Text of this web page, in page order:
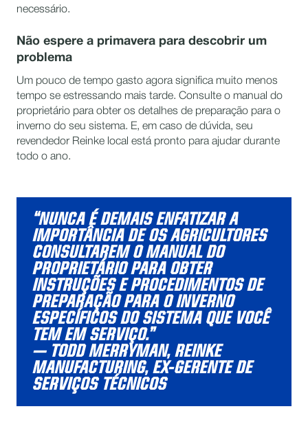
necessário.
Não espere a primavera para descobrir um
problema
Um pouco de tempo gasto agora significa muito menos
tempo se estressando mais tarde. Consulte o manual do
proprietário para obter os detalhes de preparação para o
inverno do seu sistema. E, em caso de dúvida, seu
revendedor Reinke local está pronto para ajudar durante
todo o ano.
“NUNCA É DEMAIS ENFATIZAR A
IMPORTÂNCIA DE OS AGRICULTORES
CONSULTAREM O MANUAL DO
PROPRIETÁRIO PARA OBTER
INSTRUÇÕES E PROCEDIMENTOS DE
PREPARAÇÃO PARA O INVERNO
ESPECÍFICOS DO SISTEMA QUE VOCÊ
TEM EM SERVIÇO.”
— TODD MERRYMAN, REINKE
MANUFACTURING, EX-GERENTE DE
SERVIÇOS TÉCNICOS